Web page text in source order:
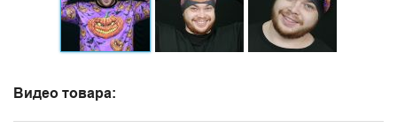
Видео товара: